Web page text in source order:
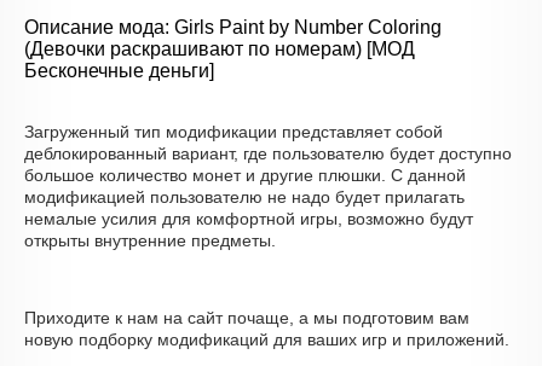
Описание мода: Girls Paint by Number Coloring
(Девочки раскрашивают по номерам) [МОД
Бесконечные деньги]
Загруженный тип модификации представляет собой
деблокированный вариант, где пользователю будет доступно
большое количество монет и другие плюшки. С данной
модификацией пользователю не надо будет прилагать
немалые усилия для комфортной игры, возможно будут
открыты внутренние предметы.
Приходите к нам на сайт почаще, а мы подготовим вам
новую подборку модификаций для ваших игр и приложений.